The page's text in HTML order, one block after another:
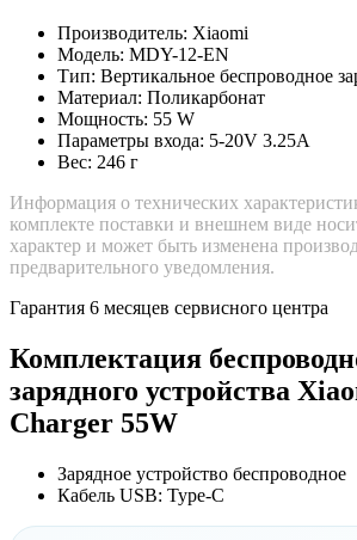
Производитель: Xiaomi
Модель: MDY-12-EN
Тип: Вертикальное беспроводное
Материал: Поликарбонат
Мощность: 55 W
Параметры входа: 5-20V 3.25A
Вес: 246 г
Информация о технических
комплекте поставки и внешнем виде
характер и может быть изменена
предварительного уведомления.
Гарантия 6 месяцев сервисного центра
Комплектация
зарядного устройства
Charger 55W
Зарядное устройство беспроводное
Кабель USB: Type-C